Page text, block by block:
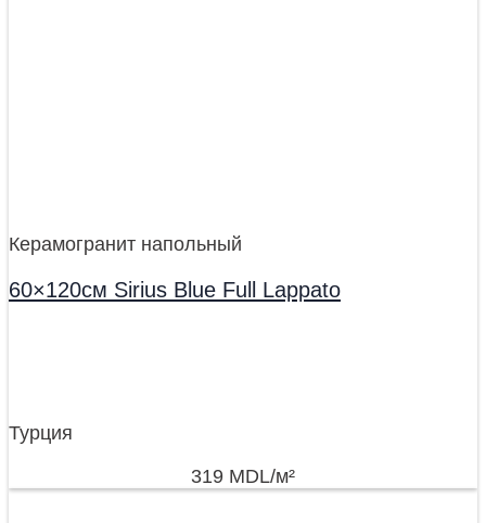
Керамогранит напольный
60×120см Sirius Blue Full Lappato
Турция
319 MDL/м²